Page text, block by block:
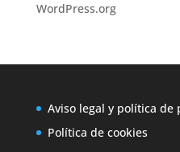
WordPress.org
Aviso legal y política de
Política de cookies